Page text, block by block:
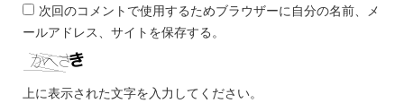
次回のコメントで使用するためブラウザーに自分の名前、メ
ールアドレス、サイトを保存する。
上に表示された文字を入力してください。